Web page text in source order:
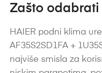
Zašto
HAIER podni klima
AF35S2SD1FA +
najviše smisla za